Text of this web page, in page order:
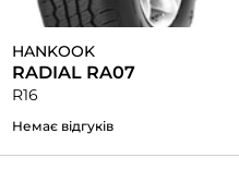
HANKOOK
RADIAL RA07
R16
Немає відгуків